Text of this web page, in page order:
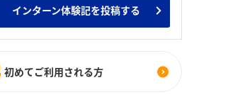
インターン体験記を投稿する
初めてご利用される方